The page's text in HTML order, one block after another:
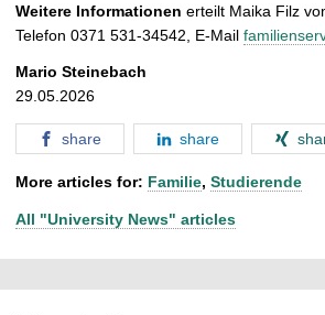
Weitere Informationen erteilt Maika Filz
Telefon 0371 531-34542, E-Mail
Mario Steinebach
29.05.2026
share share
More articles for: Familie, Studierende
All "University News" articles